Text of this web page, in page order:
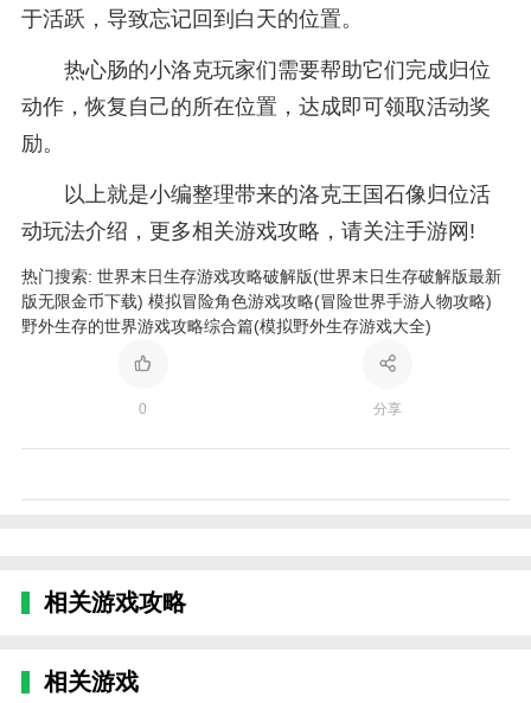
于活跃，导致忘记回到白天的位置。
热心肠的小洛克玩家们需要帮助它们完成归位
动作，恢复自己的所在位置，达成即可领取活动奖
励。
以上就是小编整理带来的洛克王国石像归位活
动玩法介绍，更多相关游戏攻略，请关注手游网!
热门搜索: 世界末日生存游戏攻略破解版(世界末日生存破解版最新
版无限金币下载) 模拟冒险角色游戏攻略(冒险世界手游人物攻略)
野外生存的世界游戏攻略综合篇(模拟野外生存游戏大全)
0 分享
相关游戏攻略
相关游戏